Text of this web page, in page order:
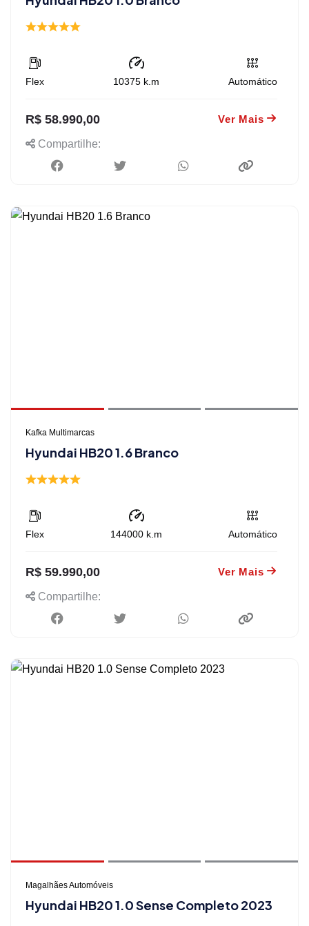
Flex 10375 k.m Automático
R$ 58.990,00 Ver Mais
Compartilhe:
Kafka Multimarcas
Hyundai HB20 1.6 Branco
Flex 144000 k.m Automático
R$ 59.990,00 Ver Mais
Compartilhe:
Magalhães Automóveis
Hyundai HB20 1.0 Sense Completo 2023